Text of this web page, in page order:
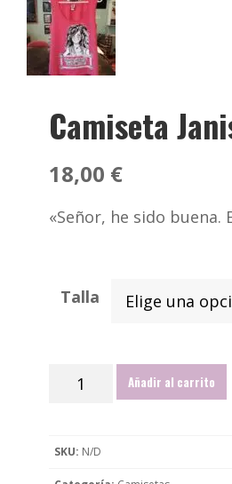
Camiseta
18,00 €
«Señor, he sido buena.
Talla
Camiseta
Janis
Añadir al carrito
SKU: N/D